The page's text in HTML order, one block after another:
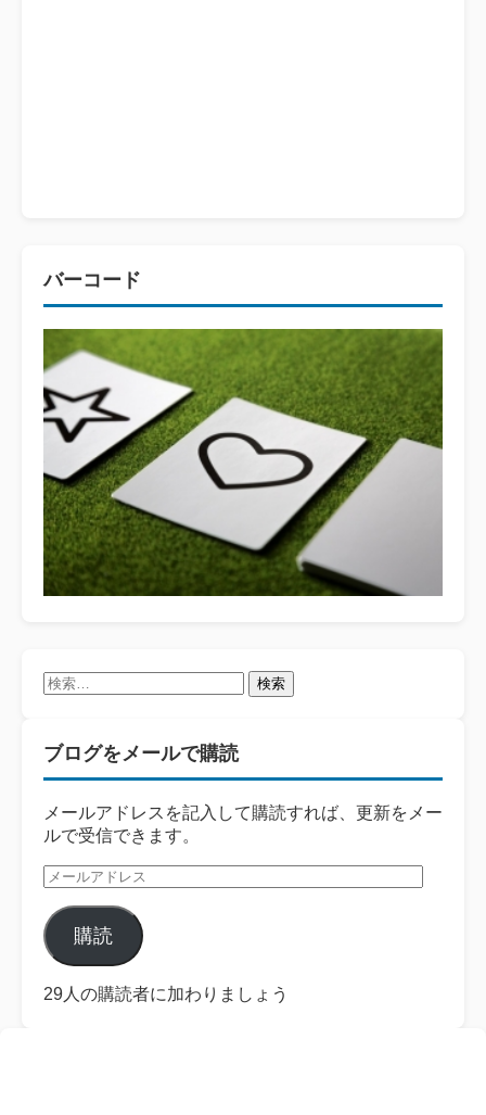
バーコード
検
ブログをメールで購読
メールアドレスを記入して購読すれば、更新をメー
ルで受信できます。
メ
ル
ア
ド
レ
購読
29人の購読者に加わりましょう